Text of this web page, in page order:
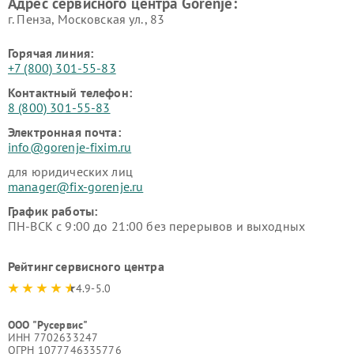
г. Пенза, Московская ул., 83
Горячая линия:
+7 (800) 301-55-83
Контактный телефон:
8 (800) 301-55-83
Электронная почта:
info@gorenje-fixim.ru
для юридических лиц
manager@fix-gorenje.ru
График работы:
ПН-ВСК с 9:00 до 21:00 без перерывов и выходных
Рейтинг сервисного центра
4.9-5.0
ООО "Русервис"
ИНН 7702633247
ОГРН 1077746335776